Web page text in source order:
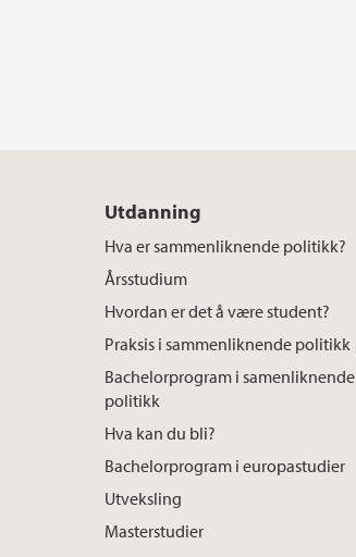
Utdanning
Hva er sammenliknende politikk?
Årsstudium
Hvordan er det å være student?
Praksis i sammenliknende politikk
Bachelorprogram i samenliknende
politikk
Hva kan du bli?
Bachelorprogram i europastudier
Utveksling
Masterstudier